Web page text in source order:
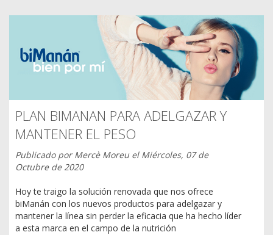
PLAN BIMANAN PARA ADELGAZAR Y
MANTENER EL PESO
Publicado porMercè Moreu el Miércoles, 07 de
Octubre de 2020
Hoy te traigo la solución renovada que nos ofrece
biManán con los nuevos productos para adelgazar y
mantener la línea sin perder la eficacia que ha hecho líder
a esta marca en el campo de la nutrición